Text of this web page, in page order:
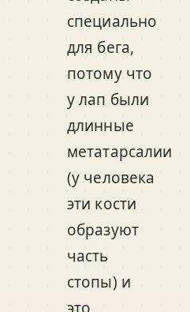
специально
для бега,
потому что
у лап были
длинные
метатарсалии
(у человека
эти кости
образуют
часть
стопы) и